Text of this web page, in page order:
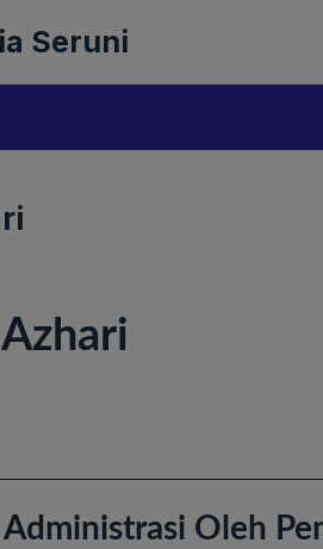
Seruni
Azhari
Oleh